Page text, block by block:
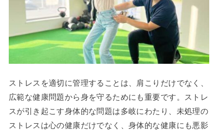
ストレスを適切に管理することは、肩こりだけでなく、
広範な健康問題から身を守るためにも重要です。ストレ
スが引き起こす身体的な問題は多岐にわたり、未処理の
ストレスは心の健康だけでなく、身体的な健康にも悪影